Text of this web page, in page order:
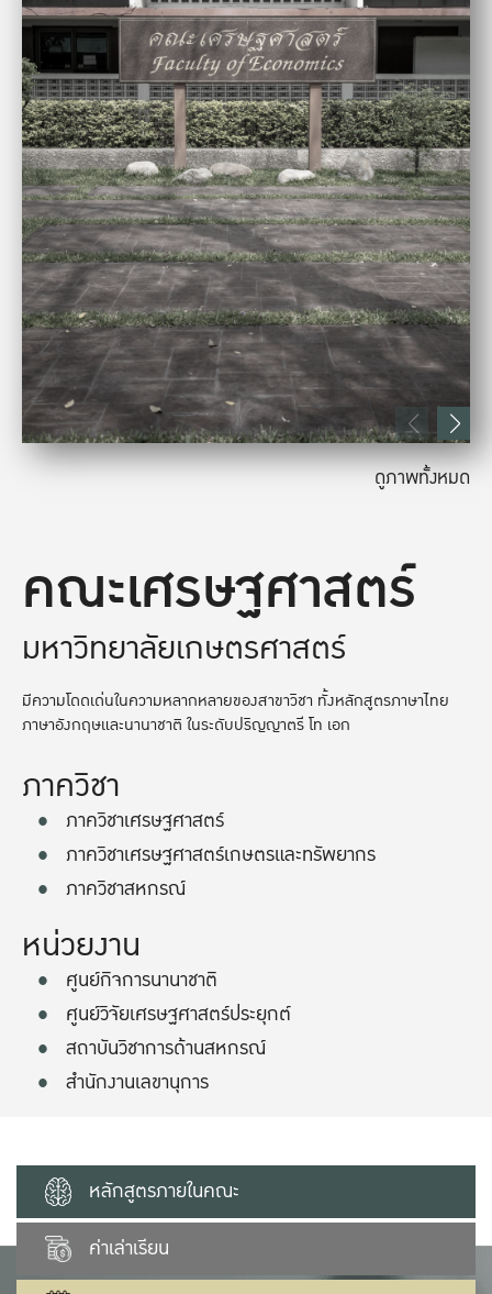
คณะเศรษฐศาสตร์
มหาวิทยาลัยเกษตรศาสตร์
มีความโดดเด่นในความหลากหลายของสาขาวิชา ทั้งหลักสูตรภาษาไทย
ภาษาอังกฤษและนานาชาติ ในระดับปริญญาตรี โท เอก
ภาควิชา
ภาควิชาเศรษฐศาสตร์
ภาควิชาเศรษฐศาสตร์เกษตรและทรัพยากร
ภาควิชาสหกรณ์
หน่วยงาน
ศูนย์กิจการนานาชาติ
ศูนย์วิจัยเศรษฐศาสตร์ประยุกต์
สถาบันวิชาการด้านสหกรณ์
สำนักงานเลขานุการ
ดูภาพทั้งหมด
หลักสูตรภายในคณะ
ค่าเล่าเรียน